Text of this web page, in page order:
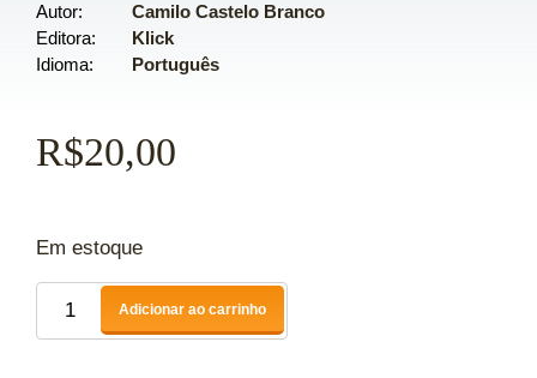
Autor
Camilo Castelo Branco
Editora
Klick
Idioma
Português
R$20,00
Em estoque
Adicionar ao carrinho